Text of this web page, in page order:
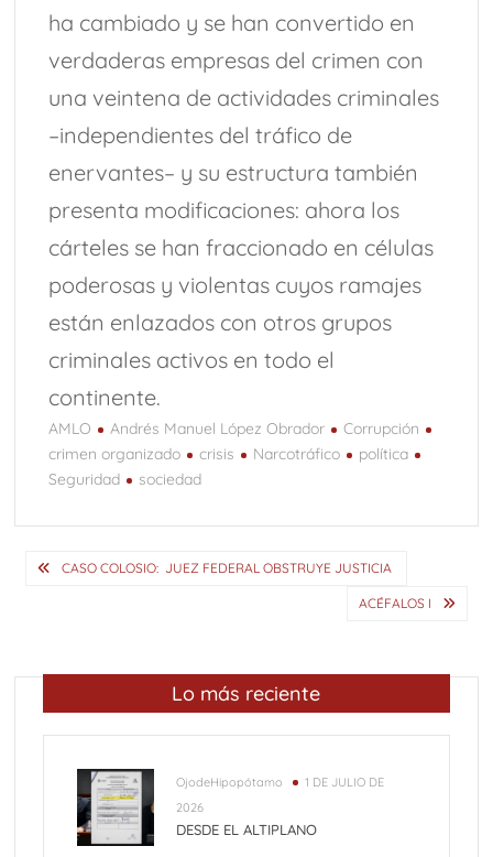
ha cambiado y se han convertido en
verdaderas empresas del crimen con
una veintena de actividades criminales
–independientes del tráfico de
enervantes– y su estructura también
presenta modificaciones: ahora los
cárteles se han fraccionado en células
poderosas y violentas cuyos ramajes
están enlazados con otros grupos
criminales activos en todo el
continente.
AMLO Andrés Manuel López Obrador
Corrupción
crimen organizado
crisis Narcotráfico
política
Seguridad
sociedad
Navegación
CASO COLOSIO: JUEZ FEDERAL OBSTRUYE JUSTICIA
ACÉFALOS I
Lo más reciente
OjodeHipopótamo
1 DE JULIO DE
2026
DESDE EL ALTIPLANO